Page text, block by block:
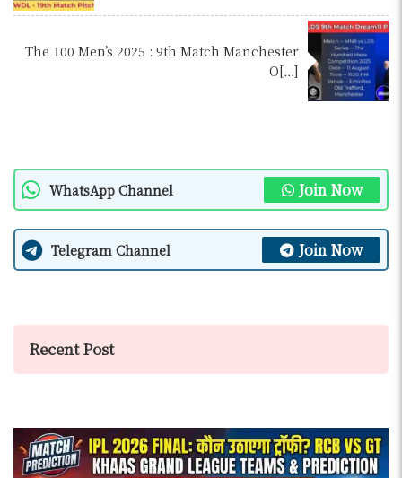
The 100 Men’s 2025 : 9th Match Manchester
O[…]
WhatsApp Channel Join Now
Telegram Channel Join Now
Recent Post